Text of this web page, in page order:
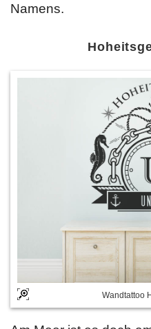
Namens.
Wandtattoo